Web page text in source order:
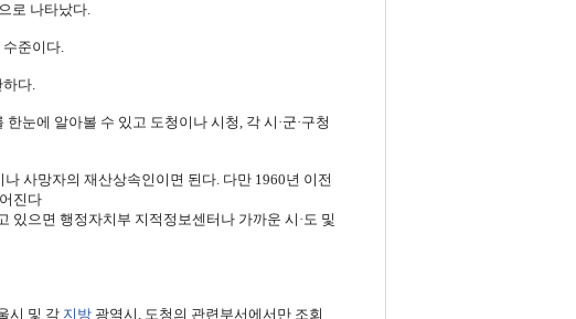
로 나타났다.
준이다.
다.
눈에 알아볼 수 있고 도청이나 시청, 각 시·군·구청
사망자의 재산상속인이면 된다. 다만 1960년 이전
진다
있으면 행정자치부 지적정보센터나 가까운 시·도 및
시 및 각 지방광역시, 도청의 관련부서에서만 조회